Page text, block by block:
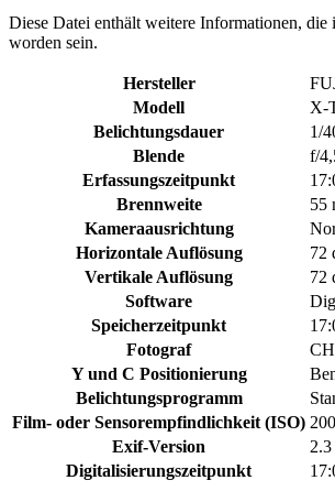
Diese Datei enthält weitere Informationen,
worden sein.
Hersteller
Modell
X-
Belichtungsdauer
1/
Blende
f/
Erfassungszeitpunkt
Brennweite
55
Kameraausrichtung
Horizontale Auflösung
72
Vertikale Auflösung
72
Software
Speicherzeitpunkt
Fotograf
Y und C Positionierung
Belichtungsprogramm
Film- oder Sensorempfindlichkeit (ISO) 200
Exif-Version
2.3
Digitalisierungszeitpunkt